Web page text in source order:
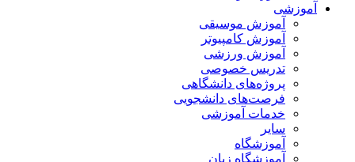
آموزشی
آموزش موسیقی
آموزش کامپیوتر
آموزش ورزشی
تدریس خصوصی
پروژه‌های دانشگاهی
فرصت‌های دانشجویی
خدمات آموزشی
سایر
آموزشگاه
آموزشگاه زبان